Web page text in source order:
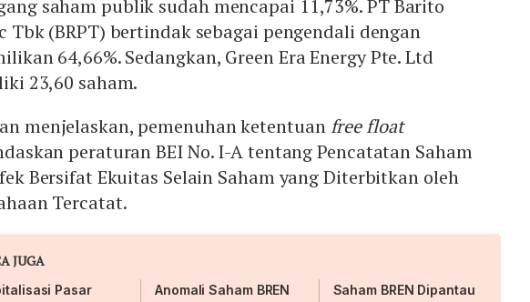
saham publik sudah mencapai 11,73%. PT Barito
Tbk (BRPT) bertindak sebagai pengendali dengan
64,66%. Sedangkan, Green Era Energy Pte. Ltd
23,60 saham.
menjelaskan, pemenuhan ketentuanfree float
peraturan BEI No. I-A tentang Pencatatan Saham
Bersifat Ekuitas Selain Saham yang Diterbitkan oleh
Tercatat.
JUGA
Pasar
Anomali Saham BREN
Saham BREN Dipantau